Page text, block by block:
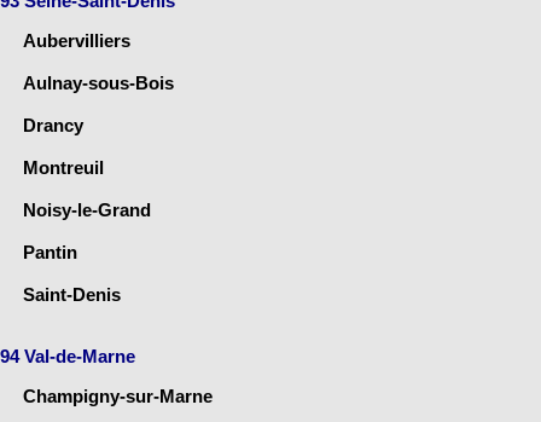
Aubervilliers
Aulnay-sous-Bois
Drancy
Montreuil
Noisy-le-Grand
Pantin
Saint-Denis
94 Val-de-Marne
Champigny-sur-Marne